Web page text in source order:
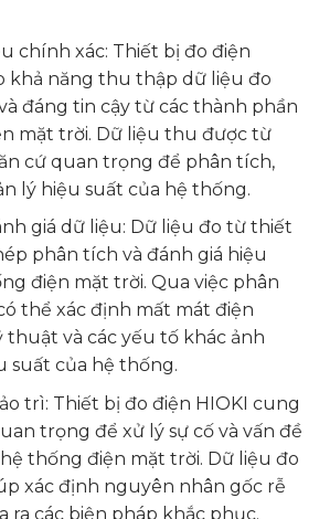
chính xác: Thiết bị đo điện
khả năng thu thập dữ liệu đo
đáng tin cậy từ các thành phần
mặt trời. Dữ liệu thu được từ
cứ quan trọng để phân tích,
lý hiệu suất của hệ thống.
giá dữ liệu: Dữ liệu đo từ thiết
phân tích và đánh giá hiệu
điện mặt trời. Qua việc phân
thể xác định mất mát điện
thuật và các yếu tố khác ảnh
suất của hệ thống.
trì: Thiết bị đo điện HIOKI cung
trọng để xử lý sự cố và vấn đề
thống điện mặt trời. Dữ liệu đo
xác định nguyên nhân gốc rễ
ra các biện pháp khắc phục.